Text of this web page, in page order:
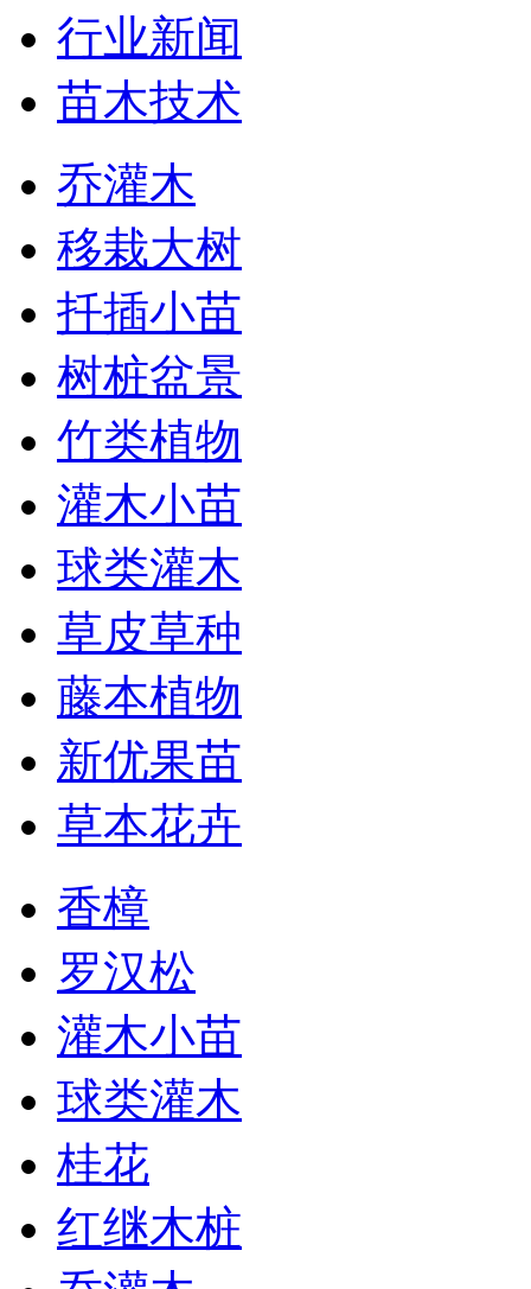
行业新闻
苗木技术
乔灌木
移栽大树
扦插小苗
树桩盆景
竹类植物
灌木小苗
球类灌木
草皮草种
藤本植物
新优果苗
草本花卉
香樟
罗汉松
灌木小苗
球类灌木
桂花
红继木桩